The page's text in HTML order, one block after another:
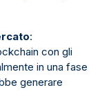
:
con gli
in una fase
generare